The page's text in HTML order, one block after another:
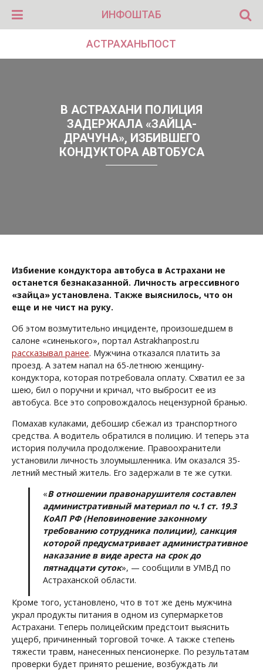
ИНФОШТАБ
АСТРАХАНЬПОСТ
В АСТРАХАНИ ПОЛИЦИЯ
ЗАДЕРЖАЛА «ЗАЙЦА-
ДРАЧУНА», ИЗБИВШЕГО
КОНДУКТОРА АВТОБУСА
Избиение кондуктора автобуса в Астрахани не
останется безнаказанной. Личность агрессивного
«зайца» установлена. Также выяснилось, что он
еще и не чист на руку.
Об этом возмутительно инциденте, произошедшем в
салоне «синенького», портал Astrakhanpost.ru
рассказывал ранее. Мужчина отказался платить за
проезд. А затем напал на 65-летнюю женщину-
кондуктора, которая потребовала оплату. Схватил ее за
шею, бил о поручни и кричал, что выбросит ее из
автобуса. Все это сопровождалось нецензурной бранью.
Помахав кулаками, дебошир сбежал из транспортного
средства. А водитель обратился в полицию. И теперь эта
история получила продолжение. Правоохранители
установили личность злоумышленника. Им оказался 35-
летний местный житель. Его задержали в те же сутки.
«В отношении правонарушителя составлен
административный материал по ч.1 ст. 19.3
КоАП РФ (Неповиновение законному
требованию сотрудника полиции), санкция
которой предусматривает административное
наказание в виде ареста на срок до
пятнадцати суток», — сообщили в УМВД по
Астраханской области.
Кроме того, установлено, что в тот же день мужчина
украл продукты питания в одном из супермаркетов
Астрахани. Теперь полицейским предстоит выяснить
ущерб, причиненный торговой точке. А также степень
тяжести травм, нанесенных пенсионерке. По результатам
проверки будет принято решение, возбуждать ли